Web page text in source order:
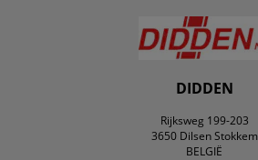
DIDDEN
Rijksweg 199-203
3650 Dilsen Stokkem
BELGIË